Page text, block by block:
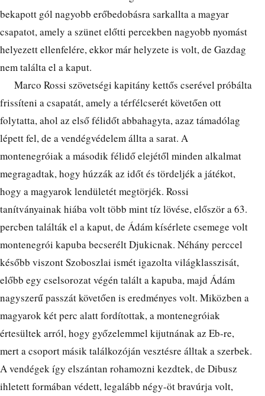
bekapott gól nagyobb erőbedobásra sarkallta a magyar
csapatot, amely a szünet előtti percekben nagyobb nyomást
helyezett ellenfelére, ekkor már helyzete is volt, de Gazdag
nem találta el a kaput.
Marco Rossi szövetségi kapitány kettős cserével próbálta
frissíteni a csapatát, amely a térfélcserét követően ott
folytatta, ahol az első félidőt abbahagyta, azaz támadólag
lépett fel, de a vendégvédelem állta a sarat. A
montenegróiak a második félidő elejétől minden alkalmat
megragadtak, hogy húzzák az időt és tördeljék a játékot,
hogy a magyarok lendületét megtörjék. Rossi
tanítványainak hiába volt több mint tíz lövése, először a 63.
percben találták el a kaput, de Ádám kísérlete csemege volt
montenegrói kapuba becserélt Djukicnak. Néhány perccel
később viszont Szoboszlai ismét igazolta világklasszisát,
előbb egy cselsorozat végén talált a kapuba, majd Ádám
nagyszerű passzát követően is eredményes volt. Miközben a
magyarok két perc alatt fordítottak, a montenegróiak
értesültek arról, hogy győzelemmel kijutnának az Eb-re,
mert a csoport másik találkozóján vesztésre álltak a szerbek.
A vendégek így elszántan rohamozni kezdtek, de Dibusz
ihletett formában védett, legalább négy-öt bravúrja volt,